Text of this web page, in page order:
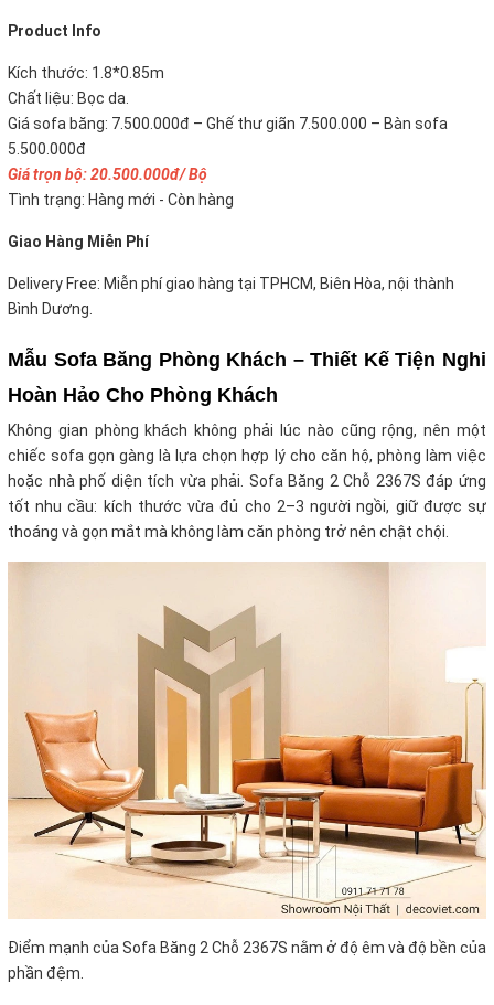
Product Info
Kích thước: 1.8*0.85m
Chất liệu: Bọc da.
Giá sofa băng: 7.500.000đ – Ghế thư giãn 7.500.000 – Bàn sofa
5.500.000đ
Giá trọn bộ: 20.500.000đ/ Bộ
Tình trạng: Hàng mới - Còn hàng
Giao Hàng Miễn Phí
Delivery Free: Miễn phí giao hàng tại TPHCM, Biên Hòa, nội thành
Bình Dương.
Mẫu Sofa Băng Phòng Khách – Thiết Kế Tiện Nghi
Hoàn Hảo Cho Phòng Khách
Không gian phòng khách không phải lúc nào cũng rộng, nên một
chiếc sofa gọn gàng là lựa chọn hợp lý cho căn hộ, phòng làm việc
hoặc nhà phố diện tích vừa phải. Sofa Băng 2 Chỗ 2367S đáp ứng
tốt nhu cầu: kích thước vừa đủ cho 2–3 người ngồi, giữ được sự
thoáng và gọn mắt mà không làm căn phòng trở nên chật chội.
Điểm mạnh của Sofa Băng 2 Chỗ 2367S nằm ở độ êm và độ bền của
phần đệm.